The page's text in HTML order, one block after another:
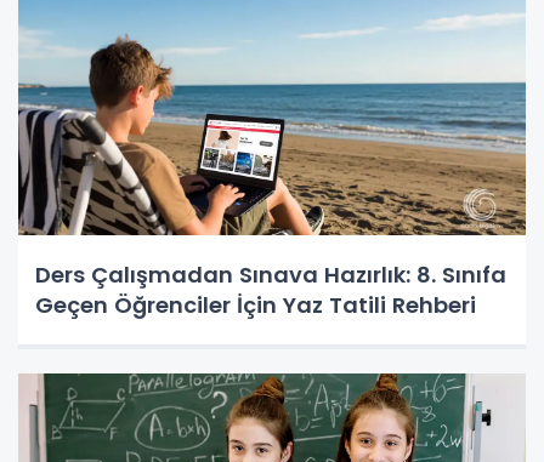
Ders Çalışmadan Sınava Hazırlık: 8. Sınıfa
Geçen Öğrenciler İçin Yaz Tatili Rehberi